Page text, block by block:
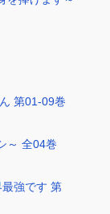
第01-09巻
～ 全04巻
強です 第